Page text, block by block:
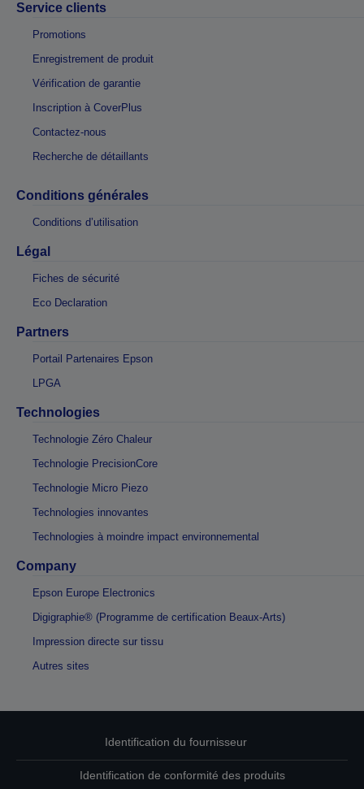
Service clients
Promotions
Enregistrement de produit
Vérification de garantie
Inscription à CoverPlus
Contactez-nous
Recherche de détaillants
Conditions générales
Conditions d’utilisation
Légal
Fiches de sécurité
Eco Declaration
Partners
Portail Partenaires Epson
LPGA
Technologies
Technologie Zéro Chaleur
Technologie PrecisionCore
Technologie Micro Piezo
Technologies innovantes
Technologies à moindre impact environnemental
Company
Epson Europe Electronics
Digigraphie® (Programme de certification Beaux-Arts)
Impression directe sur tissu
Autres sites
Identification du fournisseur
Identification de conformité des produits